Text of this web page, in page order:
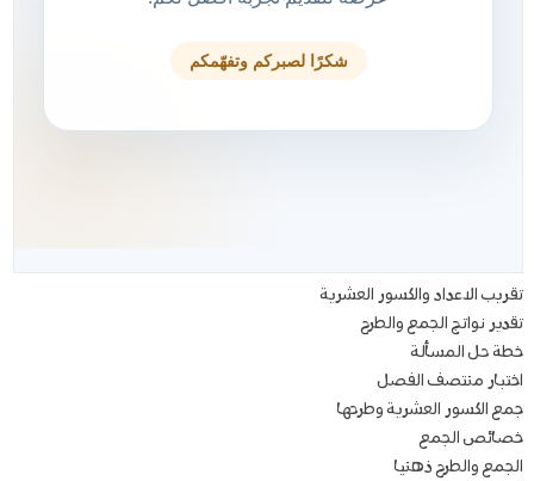
تقريب الاعداد والكسور العشرية
تقدير نواتج الجمع والطرح
خطة حل المسألة
اختبار منتصف الفصل
جمع الكسور العشرية وطرحها
خصائص الجمع
الجمع والطرح ذهنيا